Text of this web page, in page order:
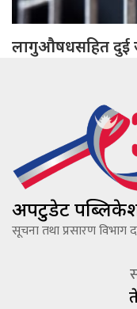
लागुऔषधसहित दुई
अपटुडेट पब्लिकेशन
सूचना तथा प्रसारण विभाग